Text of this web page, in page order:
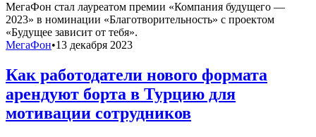
МегаФон стал лауреатом премии «Компания будущего —
2023» в номинации «Благотворительность» с проектом
«Будущее зависит от тебя».
МегаФон•13 декабря 2023
Как работодатели нового формата
арендуют борта в Турцию для
мотивации сотрудников